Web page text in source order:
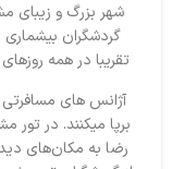
شهر بزرگ و زیبای
گردشگران
تقریبا در همه
آژانس های مسافرتی
برپا میکنند. در تور
رضا به مکان‌های